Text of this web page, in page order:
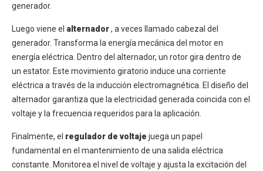
generador.
Luego viene el alternador, a veces llamado cabezal del
generador. Transforma la energía mecánica del motor en
energía eléctrica. Dentro del alternador, un rotor gira dentro de
un estator. Este movimiento giratorio induce una corriente
eléctrica a través de la inducción electromagnética. El diseño del
alternador garantiza que la electricidad generada coincida con el
voltaje y la frecuencia requeridos para la aplicación.
Finalmente, el regulador de voltaje juega un papel
fundamental en el mantenimiento de una salida eléctrica
constante. Monitorea el nivel de voltaje y ajusta la excitación del